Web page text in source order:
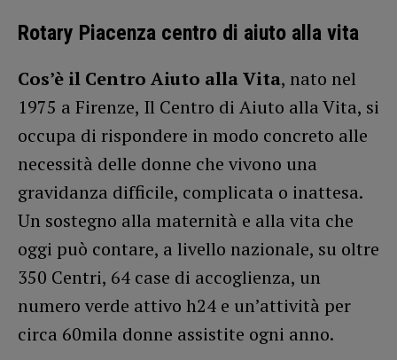
Rotary Piacenza centro di aiuto alla vita
Cos’è il Centro Aiuto alla Vita, nato nel
1975 a Firenze, Il Centro di Aiuto alla Vita, si
occupa di rispondere in modo concreto alle
necessità delle donne che vivono una
gravidanza difficile, complicata o inattesa.
Un sostegno alla maternità e alla vita che
oggi può contare, a livello nazionale, su oltre
350 Centri, 64 case di accoglienza, un
numero verde attivo h24 e un’attività per
circa 60mila donne assistite ogni anno.